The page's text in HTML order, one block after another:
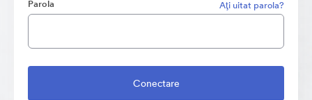
Parola Aţi uitat parola?